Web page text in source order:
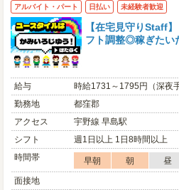
アルバイト・パート 日払い 未経験者歓迎
【在宅見守りStaff
フト調整◎稼ぎた
給与
時給1731～1795円（深夜
勤務地
都窪郡
アクセス
宇野線 早島駅
シフト
週1日以上 1日8時間以上
時間帯
早朝 朝 昼
面接地